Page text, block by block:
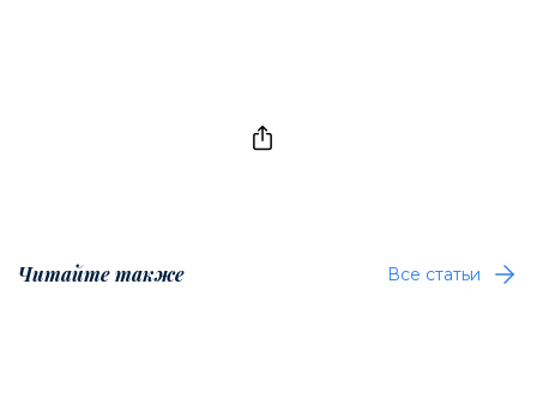
Читайте также Все статьи